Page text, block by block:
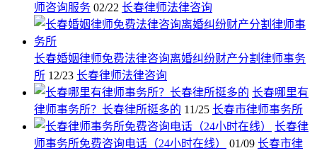
师咨询服务 02/22 长春律师法律咨询
长春婚姻律师免费法律咨询离婚纠纷财产分割律师事务
所 12/23 长春律师法律咨询
长春哪里有
律师事务所？长春律所挺多的 11/25 长春市律师事务所
长春律
师事务所免费咨询电话（24小时在线）
01/09 长春市律